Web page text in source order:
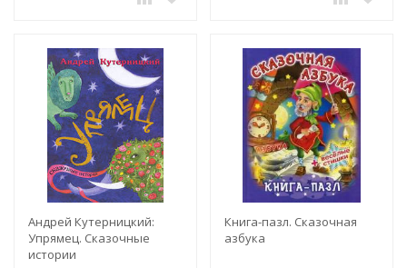
Андрей Кутерницкий:
Упрямец. Сказочные
истории
Книга-пазл. Сказочная
азбука